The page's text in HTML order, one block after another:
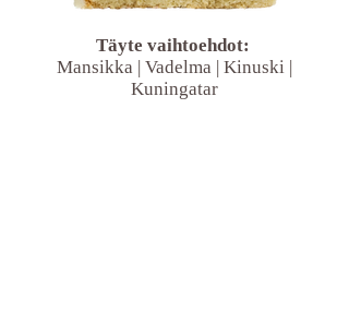
Täyte vaihtoehdot: ​
Mansikka | Vadelma | Kinuski |
Kuningatar